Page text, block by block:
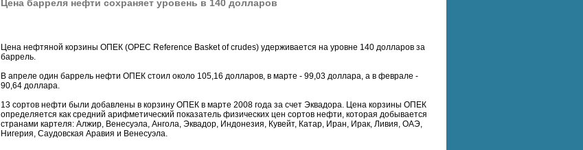
Цена барреля нефти сохраняет уровень в 140 долларов
Цена нефтяной корзины ОПЕК (OPEC Reference Basket of crudes) удерживается на уровне 140 долларов за
баррель.
В апреле один баррель нефти ОПЕК стоил около 105,16 долларов, в марте - 99,03 доллара, а в феврале -
90,64 доллара.
13 сортов нефти были добавлены в корзину ОПЕК в марте 2008 года за счет Эквадора. Цена корзины ОПЕК
определяется как средний арифметический показатель физических цен сортов нефти, которая добывается
странами картеля: Алжир, Венесуэла, Ангола, Эквадор, Индонезия, Кувейт, Катар, Иран, Ирак, Ливия, ОАЭ,
Нигерия, Саудовская Аравия и Венесуэла.